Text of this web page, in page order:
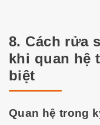
8. Cách rửa
khi quan hệ
biệt
Quan hệ trong